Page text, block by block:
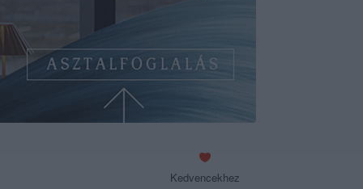
Kedvencekhez